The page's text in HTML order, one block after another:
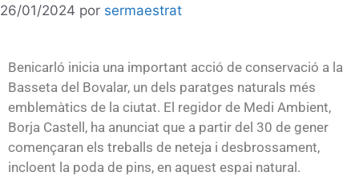
26/01/2024 por sermaestrat
Benicarló inicia una important acció de conservació a la
Basseta del Bovalar, un dels paratges naturals més
emblemàtics de la ciutat. El regidor de Medi Ambient,
Borja Castell, ha anunciat que a partir del 30 de gener
començaran els treballs de neteja i desbrossament,
incloent la poda de pins, en aquest espai natural.